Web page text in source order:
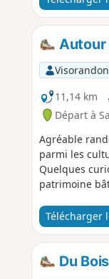
Autour
11,14 km
Départ à
Agréable
parmi les
Quelques
patrimoine
Télécharger
Du